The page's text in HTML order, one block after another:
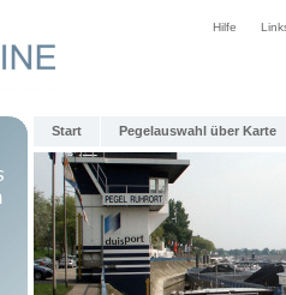
Hilfe
Start Pegelauswahl über Karte